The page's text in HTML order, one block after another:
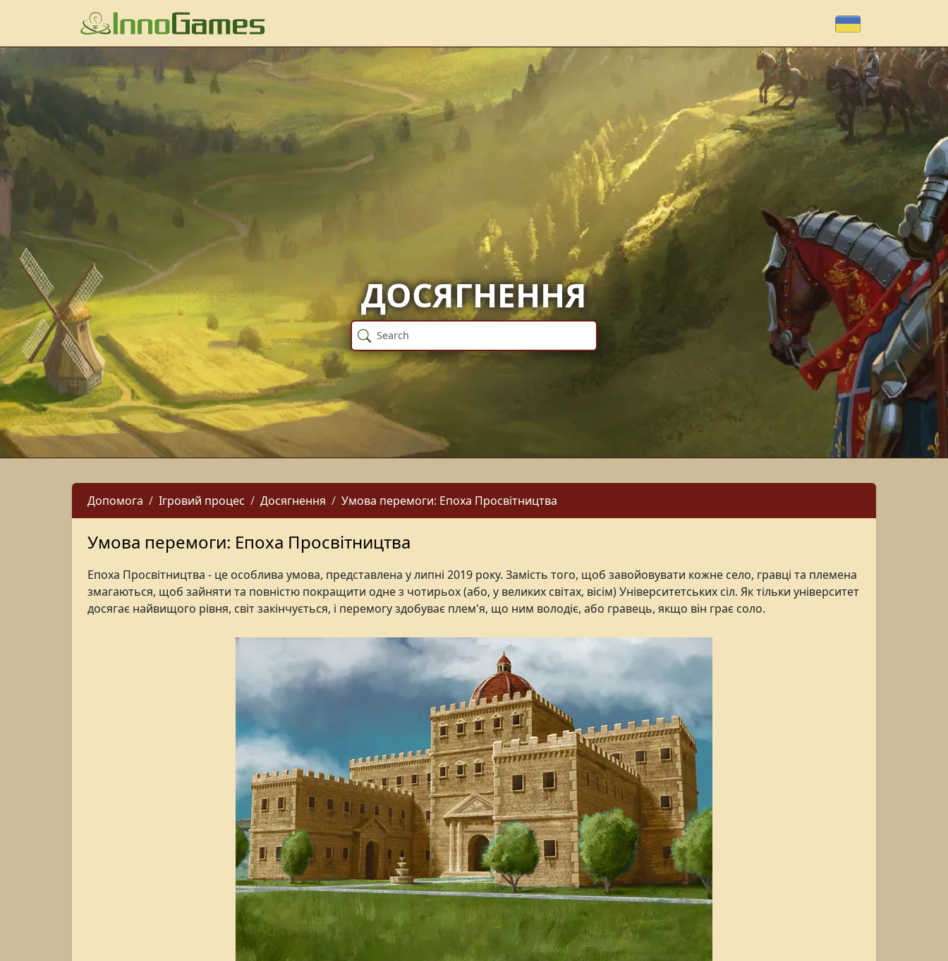
ДОСЯГНЕННЯ
Допомога Ігровий процес Досягнення Умова перемоги: Епоха Просвітництва
Умова перемоги: Епоха Просвітництва
Епоха Просвітництва - це особлива умова, представлена у липні 2019 року. Замість того, щоб завойовувати кожне село, гравці та племена
змагаються, щоб зайняти та повністю покращити одне з чотирьох (або, у великих світах, вісім) Університетських сіл. Як тільки університет
досягає найвищого рівня, світ закінчується, і перемогу здобуває плем'я, що ним володіє, або гравець, якщо він грає соло.